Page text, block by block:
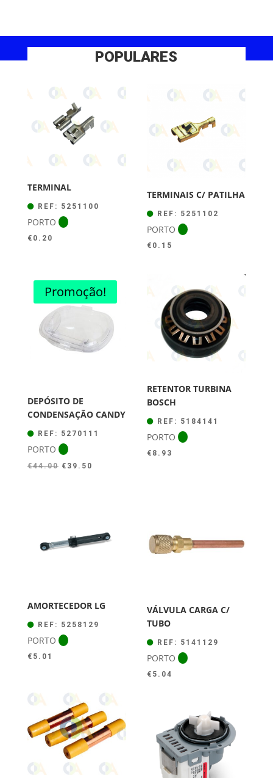
POPULARES
TERMINAL
REF: 5251100
PORTO
€ 0.20
TERMINAIS C/ PATILHA
REF: 5251102
PORTO
€ 0.15
Promoção!
DEPÓSITO DE
CONDENSAÇÃO CANDY
REF: 5270111
PORTO
€44.00 O
€ 39.50
RETENTOR TURBINA
BOSCH
REF: 5184141
PORTO
€ 8.93
AMORTECEDOR LG
REF: 5258129
PORTO
€ 5.01
VÁLVULA CARGA C/
TUBO
REF: 5141129
PORTO
€ 5.04